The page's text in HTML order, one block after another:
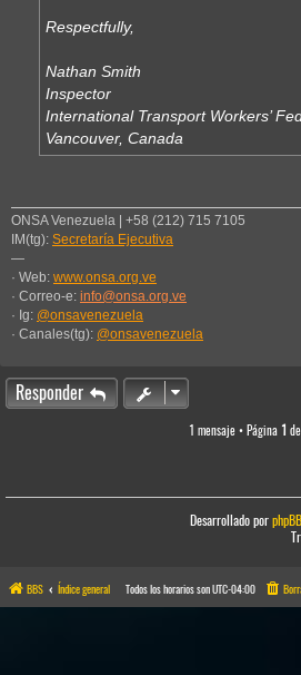
Respectfully,
Nathan Smith
Inspector
International Transport Workers’
Vancouver, Canada
ONSA Venezuela | +58 (212) 715 7105
IM(tg): Secretaría Ejecutiva
—
· Web: www.onsa.org.ve
· Correo-e: info@onsa.org.ve
· Ig: @onsavenezuela
· Canales(tg): @onsavenezuela
Responder
1 mensaje • Página 1 de
Desarrollado por
BBS Índice general Todos los horarios sonUTC-04:00